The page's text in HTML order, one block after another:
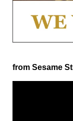
from Sesame